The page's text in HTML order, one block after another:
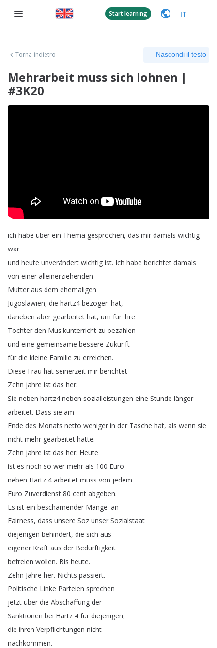
Start learning IT
Torna indietro Nascondi il testo
Mehrarbeit muss sich lohnen |
#3K20
ich habe über ein Thema gesprochen, das mir damals wichtig
war
und heute unverändert wichtig ist. Ich habe berichtet damals
von einer alleinerziehenden
Mutter aus dem ehemaligen
Jugoslawien, die hartz4 bezogen hat,
daneben aber gearbeitet hat, um für ihre
Tochter den Musikunterricht zu bezahlen
und eine gemeinsame bessere Zukunft
für die kleine Familie zu erreichen.
Diese Frau hat seinerzeit mir berichtet
Zehn jahre ist das her.
Sie neben hartz4 neben sozialleistungen eine Stunde länger
arbeitet. Dass sie am
Ende des Monats netto weniger in der Tasche hat, als wenn sie
nicht mehr gearbeitet hätte.
Zehn jahre ist das her. Heute
ist es noch so wer mehr als 100 Euro
neben Hartz 4 arbeitet muss von jedem
Euro Zuverdienst 80 cent abgeben.
Es ist ein beschämender Mangel an
Fairness, dass unsere Soz unser Sozialstaat
diejenigen behindert, die sich aus
eigener Kraft aus der Bedürftigkeit
befreien wollen. Bis heute.
Zehn Jahre her. Nichts passiert.
Politische Linke Parteien sprechen
jetzt über die Abschaffung der
Sanktionen bei Hartz 4 für diejenigen,
die ihren Verpflichtungen nicht
nachkommen.